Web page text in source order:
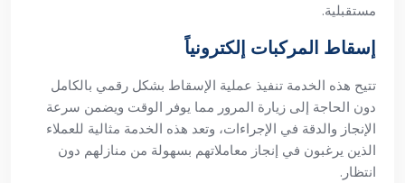
مستقبلية.
إسقاط المركبات إلكترونياً
تتيح هذه الخدمة تنفيذ عملية الإسقاط بشكل رقمي بالكامل
دون الحاجة إلى زيارة المرور مما يوفر الوقت ويضمن سرعة
الإنجاز والدقة في الإجراءات، وتعد هذه الخدمة مثالية للعملاء
الذين يرغبون في إنجاز معاملاتهم بسهولة من منازلهم دون
انتظار.